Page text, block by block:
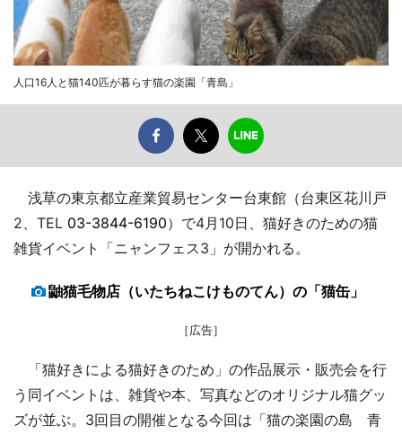
人口16人と猫140匹が暮らす猫の楽園「青島」
浅草の東京都立産業貿易センター台東館（台東区花川戸
2、TEL 03-3844-6190）で4月10日、猫好きのための猫
雑貨イベント「ニャンフェス3」が開かれる。
鼬猫毛物店（いたちねこけものてん）の「猫缶」
［広告］
「猫好きによる猫好きのため」の作品展示・販売会を行
う同イベントは、雑貨や本、写真などのオリジナル猫グッ
ズが並ぶ。3回目の開催となる今回は「猫の楽園の島 青